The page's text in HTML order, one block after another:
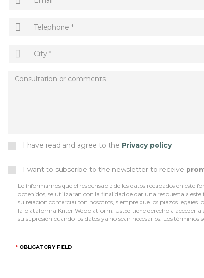
I have read and agree to the Privacy policy
I want to subscribe to the newsletter to receive
Le informamos que el responsable de los datos recabados en este
obtenidos, se utilizaran con la finalidad de dar una respuesta a
su relación comercial con nosotros, siempre que los plazos legales
la plataforma Kriter Webplatform. Usted tiene derecho a acceder a
su supresión cuando los datos ya no sean necesarios. Los términos
OBLIGATORY FIELD